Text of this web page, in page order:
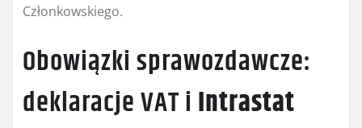
Członkowskiego.
Obowiązki sprawozdawcze:
deklaracje VAT iIntrastat